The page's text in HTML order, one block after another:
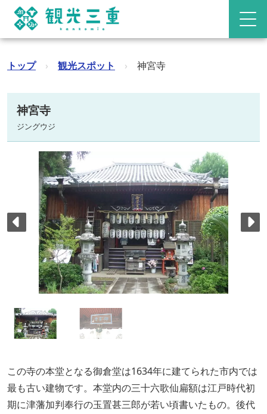
トップ › 観光スポット › 神宮寺
神宮寺
ジングウジ
この寺の本堂となる御倉堂は1634年に建てられた市内では
最も古い建物です。本堂内の三十六歌仙扁額は江戸時代初
期に津藩加判奉行の玉置甚三郎が若い頃書いたもの。後代